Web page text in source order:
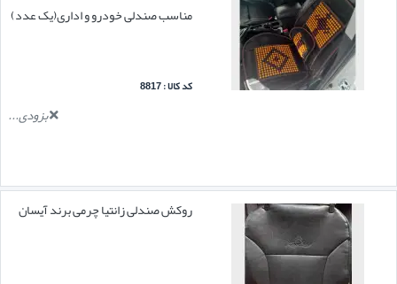
مناسب صندلی خودرو و اداری(یک عدد)
کد کالا : 8817
بزودی...
روکش صندلی زانتیا چرمی برند آیسان